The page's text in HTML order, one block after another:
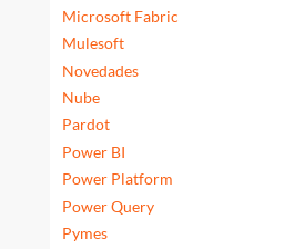
Microsoft Fabric
Mulesoft
Novedades
Nube
Pardot
Power BI
Power Platform
Power Query
Pymes